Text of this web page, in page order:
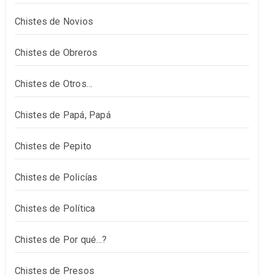
Chistes de Novios
Chistes de Obreros
Chistes de Otros…
Chistes de Papá, Papá
Chistes de Pepito
Chistes de Policías
Chistes de Política
Chistes de Por qué…?
Chistes de Presos